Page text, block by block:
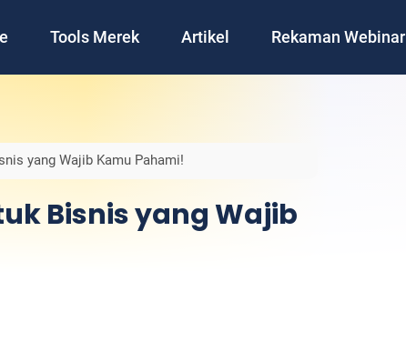
Tools Merek Artikel Rekaman Webinar
yang Wajib Kamu Pahami!
Bisnis yang Wajib